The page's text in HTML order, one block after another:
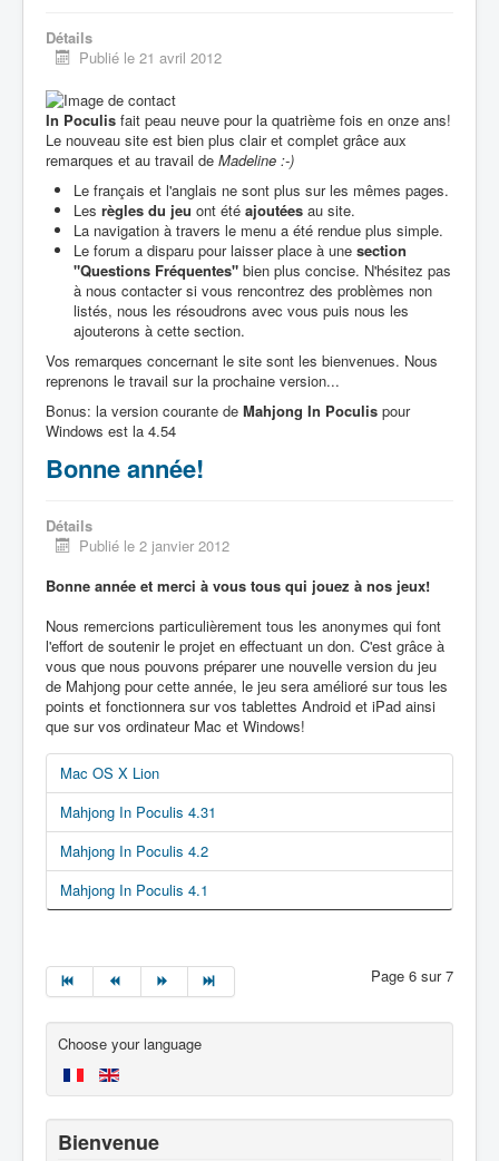
Détails
Publié le 21 avril 2012
In Poculis fait peau neuve pour la quatrième fois en onze ans!
Le nouveau site est bien plus clair et complet grâce aux
remarques et au travail de Madeline :-)
Le français et l'anglais ne sont plus sur les mêmes pages.
Les règles du jeu ont été ajoutées au site.
La navigation à travers le menu a été rendue plus simple.
Le forum a disparu pour laisser place à une section
"Questions Fréquentes" bien plus concise. N'hésitez pas
à nous contacter si vous rencontrez des problèmes non
listés, nous les résoudrons avec vous puis nous les
ajouterons à cette section.
Vos remarques concernant le site sont les bienvenues. Nous
reprenons le travail sur la prochaine version...
Bonus: la version courante de Mahjong In Poculis pour
Windows est la 4.54
Bonne année!
Détails
Publié le 2 janvier 2012
Bonne année et merci à vous tous qui jouez à nos jeux!
Nous remercions particulièrement tous les anonymes qui font
l'effort de soutenir le projet en effectuant un don. C'est grâce à
vous que nous pouvons préparer une nouvelle version du jeu
de Mahjong pour cette année, le jeu sera amélioré sur tous les
points et fonctionnera sur vos tablettes Android et iPad ainsi
que sur vos ordinateur Mac et Windows!
Mac OS X Lion
Mahjong In Poculis 4.31
Mahjong In Poculis 4.2
Mahjong In Poculis 4.1
Page 6 sur 7
Choose your language
Bienvenue